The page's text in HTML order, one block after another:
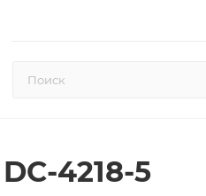
DC-4218-5